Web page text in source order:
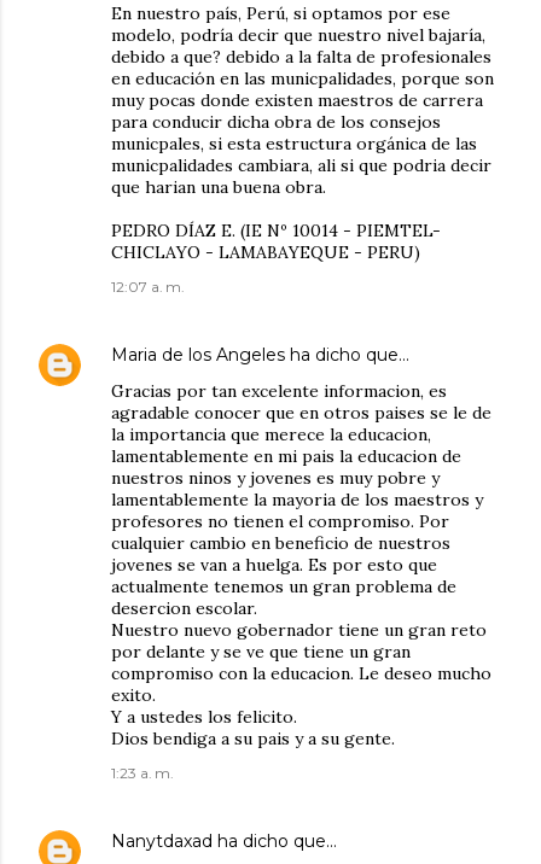
En nuestro país, Perú, si optamos por ese
modelo, podría decir que nuestro nivel bajaría,
debido a que? debido a la falta de profesionales
en educación en las municpalidades, porque son
muy pocas donde existen maestros de carrera
para conducir dicha obra de los consejos
municpales, si esta estructura orgánica de las
municpalidades cambiara, ali si que podria decir
que harian una buena obra.
PEDRO DÍAZ E. (IE Nº 10014 - PIEMTEL-
CHICLAYO - LAMABAYEQUE - PERU)
12:07 a. m.
Maria de los Angeles ha dicho que…
Gracias por tan excelente informacion, es
agradable conocer que en otros paises se le de
la importancia que merece la educacion,
lamentablemente en mi pais la educacion de
nuestros ninos y jovenes es muy pobre y
lamentablemente la mayoria de los maestros y
profesores no tienen el compromiso. Por
cualquier cambio en beneficio de nuestros
jovenes se van a huelga. Es por esto que
actualmente tenemos un gran problema de
desercion escolar.
Nuestro nuevo gobernador tiene un gran reto
por delante y se ve que tiene un gran
compromiso con la educacion. Le deseo mucho
exito.
Y a ustedes los felicito.
Dios bendiga a su pais y a su gente.
1:23 a. m.
Nanytdaxad ha dicho que…